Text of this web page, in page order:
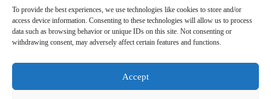
To provide the best experiences, we use technologies like cookies to store and/or
access device information. Consenting to these technologies will allow us to process
data such as browsing behavior or unique IDs on this site. Not consenting or
withdrawing consent, may adversely affect certain features and functions.
Accept
Küchen-Hacks & Tipps
Rezepte A-Z
Schnelle Küche
Useful Links
About Us